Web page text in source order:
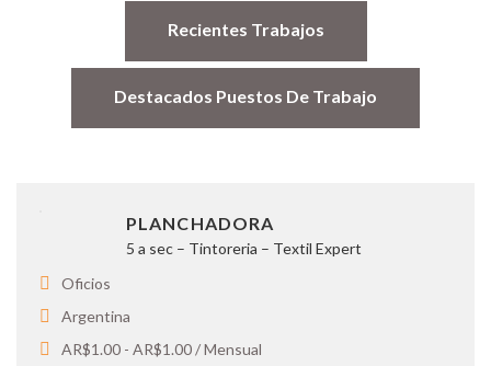
Recientes Trabajos
Destacados Puestos De Trabajo
PLANCHADORA
5 a sec – Tintoreria – Textil Expert
Oficios
Argentina
AR$1.00 - AR$1.00 / Mensual